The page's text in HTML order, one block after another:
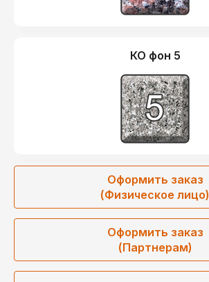
КО фон 5
Оформить заказ
(Физическое лицо)
Оформить заказ
(Партнерам)